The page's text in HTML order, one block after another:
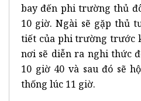
bay đến phi trường thủ
10 giờ. Ngài sẽ gặp thủ
tiết của phi trường trước
nơi sẽ diễn ra nghi thức
10 giờ 40 và sau đó sẽ
thống lúc 11 giờ.